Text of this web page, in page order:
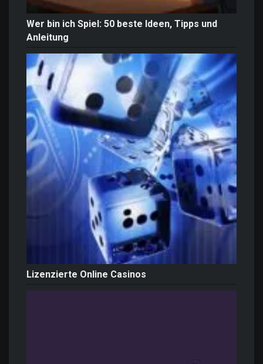
Wer bin ich Spiel: 50 beste Ideen, Tipps und
Anleitung
Lizenzierte Online Casinos